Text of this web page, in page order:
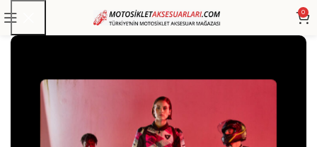
0
TITANIUM-KIRMIZI KASK